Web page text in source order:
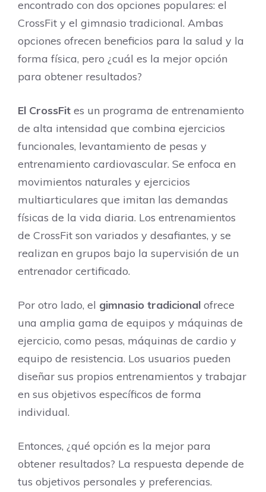
encontrado con dos opciones populares: el
CrossFit y el gimnasio tradicional. Ambas
opciones ofrecen beneficios para la salud y la
forma física, pero ¿cuál es la mejor opción
para obtener resultados?
El CrossFit es un programa de entrenamiento
de alta intensidad que combina ejercicios
funcionales, levantamiento de pesas y
entrenamiento cardiovascular. Se enfoca en
movimientos naturales y ejercicios
multiarticulares que imitan las demandas
físicas de la vida diaria. Los entrenamientos
de CrossFit son variados y desafiantes, y se
realizan en grupos bajo la supervisión de un
entrenador certificado.
Por otro lado, el gimnasio tradicional ofrece
una amplia gama de equipos y máquinas de
ejercicio, como pesas, máquinas de cardio y
equipo de resistencia. Los usuarios pueden
diseñar sus propios entrenamientos y trabajar
en sus objetivos específicos de forma
individual.
Entonces, ¿qué opción es la mejor para
obtener resultados? La respuesta depende de
tus objetivos personales y preferencias.